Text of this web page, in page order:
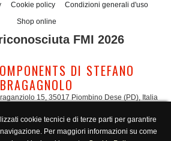
Cookie policy
Condizioni generali d'uso
Shop online
FMI 2026
DI STEFANO
BRAGAGNOLO
15, 35017 Piombino Dese (PD), Italia
Italia
components.com-Commerciale:
cookie tecnici e di terze parti per garantire
Per maggiori informazioni su come